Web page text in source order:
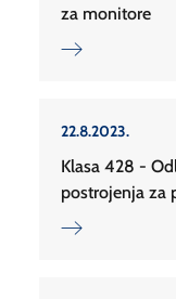
za monitore
22.8.2023.
Klasa 428 -
postrojenja za